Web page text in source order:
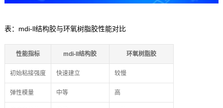
表：mdi-ll结构胶与环氧树脂胶性能对比
性能指标 mdi-ll结构胶 环氧树脂胶
初始粘接强度 快速建立 较慢
弹性模量 中等 高